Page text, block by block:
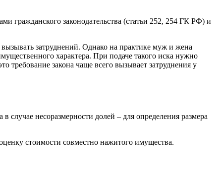
гражданского законодательства (статьи 252, 254 ГК РФ) и
затруднений. Однако на практике муж и жена
характера. При подаче такого иска нужно
требование закона чаще всего вызывает затруднения у
несоразмерности долей – для определения размера
стоимости совместно нажитого имущества.